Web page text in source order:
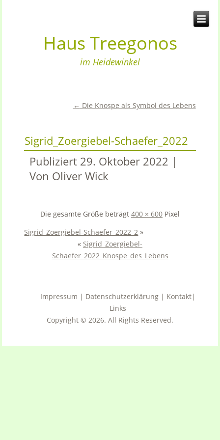
Haus Treegonos
im Heidewinkel
← Die Knospe als Symbol des Lebens
Sigrid_Zoergiebel-Schaefer_2022
Publiziert 29. Oktober 2022 |
Von Oliver Wick
Die gesamte Größe beträgt 400 × 600 Pixel
Sigrid_Zoergiebel-Schaefer_2022_2 »
« Sigrid_Zoergiebel-
Schaefer_2022_Knospe_des_Lebens
Impressum | Datenschutzerklärung | Kontakt|
Links
Copyright © 2026. All Rights Reserved.